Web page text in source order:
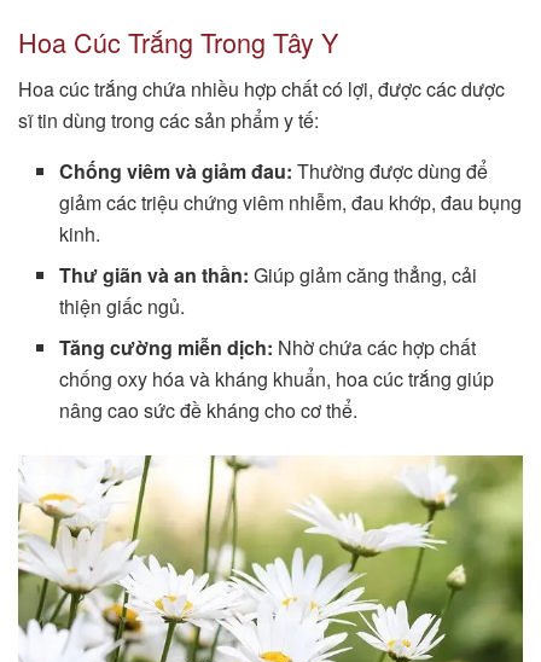
Hoa Cúc Trắng Trong Tây Y
Hoa cúc trắng chứa nhiều hợp chất có lợi, được các dược
sĩ tin dùng trong các sản phẩm y tế:
Chống viêm và giảm đau: Thường được dùng để
giảm các triệu chứng viêm nhiễm, đau khớp, đau bụng
kinh.
Thư giãn và an thần: Giúp giảm căng thẳng, cải
thiện giấc ngủ.
Tăng cường miễn dịch: Nhờ chứa các hợp chất
chống oxy hóa và kháng khuẩn, hoa cúc trắng giúp
nâng cao sức đề kháng cho cơ thể.